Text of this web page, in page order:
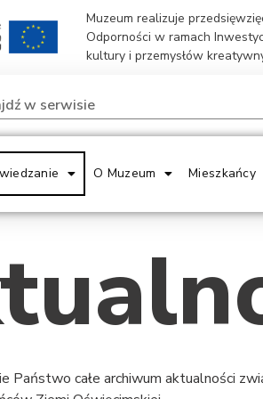
Muzeum realizuje
Odporności w ramach
kultury i przemysłów
O Muzeum Mieszkańcy
Państwo całe archiwum aktualności